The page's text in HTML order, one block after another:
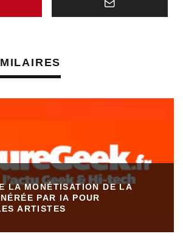
LA MONÉTISATION DE LA
PAR IA POUR
ARTISTES